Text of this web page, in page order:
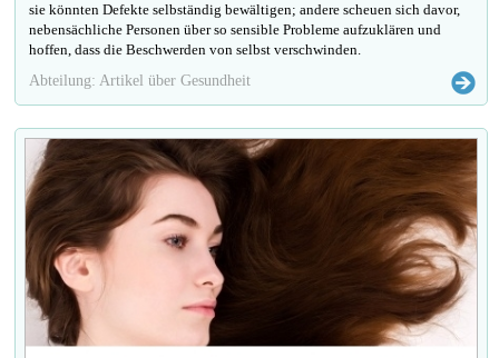
sie könnten Defekte selbständig bewältigen; andere scheuen sich davor,
nebensächliche Personen über so sensible Probleme aufzuklären und
hoffen, dass die Beschwerden von selbst verschwinden.
Abteilung: Artikel über Gesundheit